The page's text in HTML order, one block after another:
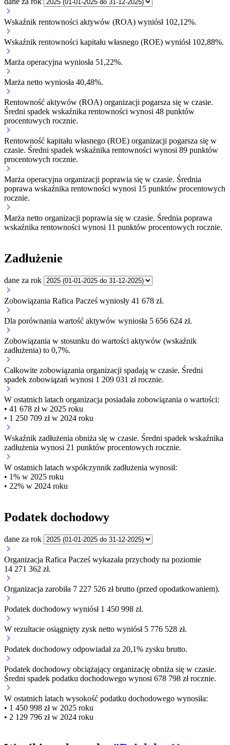
Wskaźnik rentowności aktywów (ROA) wyniósł 102,12%.
Wskaźnik rentowności kapitału własnego (ROE) wyniósł 102,88%.
Marża operacyjna wyniosła 51,22%.
Marża netto wyniosła 40,48%.
Rentowność aktywów (ROA) organizacji pogarsza się w czasie.
Średni spadek wskaźnika rentowności wynosi 48 punktów
procentowych rocznie.
Rentowność kapitału własnego (ROE) organizacji pogarsza się w
czasie. Średni spadek wskaźnika rentowności wynosi 89 punktów
procentowych rocznie.
Marża operacyjna organizacji poprawia się w czasie. Średnia
poprawa wskaźnika rentowności wynosi 15 punktów procentowych
rocznie.
Marża netto organizacji poprawia się w czasie. Średnia poprawa
wskaźnika rentowności wynosi 11 punktów procentowych rocznie.
Zadłużenie
dane za rok
Zobowiązania Rafica Pacześ wyniosły 41 678 zł.
Dla porównania wartość aktywów wyniosła 5 656 624 zł.
Zobowiązania w stosunku do wartości aktywów (wskaźnik
zadłużenia) to 0,7%.
Całkowite zobowiązania organizacji spadają w czasie. Średni
spadek zobowiązań wynosi 1 209 031 zł rocznie.
W ostatnich latach organizacja posiadała zobowiązania o wartości:
• 41 678 zł w 2025 roku
• 1 250 709 zł w 2024 roku
Wskaźnik zadłużenia obniża się w czasie. Średni spadek wskaźnika
zadłużenia wynosi 21 punktów procentowych rocznie.
W ostatnich latach współczynnik zadłużenia wynosił:
• 1% w 2025 roku
• 22% w 2024 roku
Podatek dochodowy
dane za rok
Organizacja Rafica Pacześ wykazała przychody na poziomie
14 271 362 zł.
Organizacja zarobiła 7 227 526 zł brutto (przed opodatkowaniem).
Podatek dochodowy wyniósł 1 450 998 zł.
W rezultacie osiągnięty zysk netto wyniósł 5 776 528 zł.
Podatek dochodowy odpowiadał za 20,1% zysku brutto.
Podatek dochodowy obciążający organizację obniża się w czasie.
Średni spadek podatku dochodowego wynosi 678 798 zł rocznie.
W ostatnich latach wysokość podatku dochodowego wynosiła:
• 1 450 998 zł w 2025 roku
• 2 129 796 zł w 2024 roku